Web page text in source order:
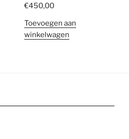
€450,00
Toevoegen aan
winkelwagen